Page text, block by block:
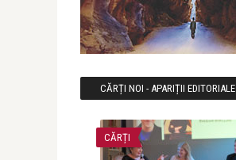
CĂRȚI NOI - APARIȚII EDITORIALE
CĂRȚI